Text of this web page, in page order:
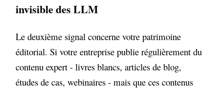
invisible des LLM
Le deuxième signal concerne votre patrimoine
éditorial. Si votre entreprise publie régulièrement du
contenu expert - livres blancs, articles de blog,
études de cas, webinaires - mais que ces contenus